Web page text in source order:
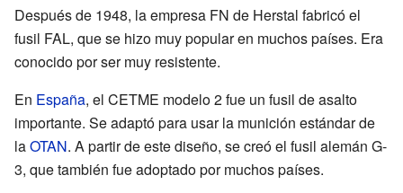
Después de 1948, la empresa FN de Herstal fabricó el
fusil FAL, que se hizo muy popular en muchos países. Era
conocido por ser muy resistente.
En España, el CETME modelo 2 fue un fusil de asalto
importante. Se adaptó para usar la munición estándar de
laOTAN. A partir de este diseño, se creó el fusil alemán G-
3, que también fue adoptado por muchos países.